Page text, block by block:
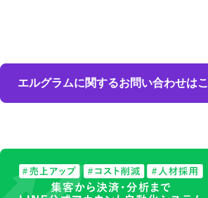
エルグラムに関するお問い合わせは